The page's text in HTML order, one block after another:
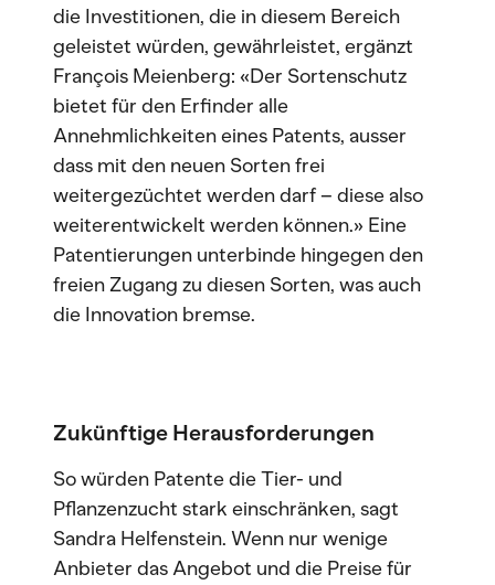
die Investitionen, die in diesem Bereich
geleistet würden, gewährleistet, ergänzt
François Meienberg: «Der Sortenschutz
bietet für den Erfinder alle
Annehmlichkeiten eines Patents, ausser
dass mit den neuen Sorten frei
weitergezüchtet werden darf – diese also
weiterentwickelt werden können.» Eine
Patentierungen unterbinde hingegen den
freien Zugang zu diesen Sorten, was auch
die Innovation bremse.
Zukünftige Herausforderungen
So würden Patente die Tier- und
Pflanzenzucht stark einschränken, sagt
Sandra Helfenstein. Wenn nur wenige
Anbieter das Angebot und die Preise für